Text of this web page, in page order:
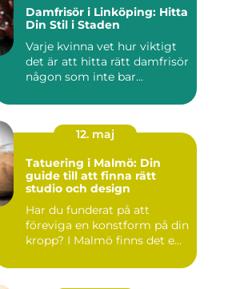
Damfrisör i Linköping: Hitta
Din Stil i Staden
Varje kvinna vet hur viktigt
det är att hitta rätt damfrisör
någon som inte bar...
12. maj
Tatuering i Malmö: Din
guide till att finna rätt
studio och design
Har du funderat på att
föreviga en konstform på din
kropp? I Malmö finns det e...